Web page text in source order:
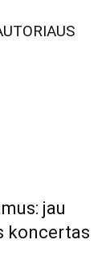
jau
koncertas